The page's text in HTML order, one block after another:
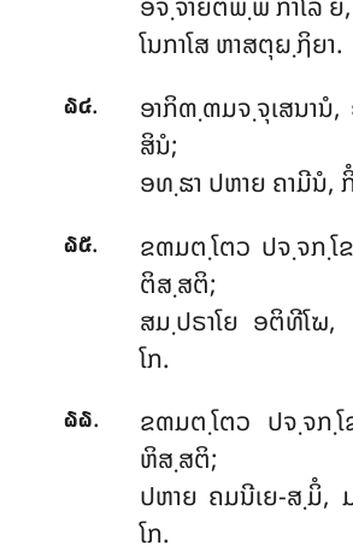
ໂນກາໂສ ຫາສຕຸຏ຺ຐິຍາ.
໖໔. ອາກິຓ຺ຓມຈ຺ຈຸເສນານໍ,
ສິນໍ;
ອທ຺ຘາ ປຫາຍ ຄາມີນໍ,
໖໕.
ຂຓມຕ຺ໂຕວ ປຈ຺ຈກ຺ໂ
ຕິສ຺ສຕິ;
ສມ຺ປຣາໂຍ ອຕິທີໂຆ
ໂກ.
໖໖. ຂຓມຕ຺ໂຕວ ປຈ຺ຈກ຺
ຫິສ຺ສຕິ;
ປຫາຍ ຄມນີເຍ-ສ຺ມິໍ,
ໂກ.